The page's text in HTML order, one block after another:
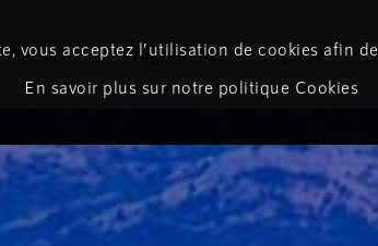
Podcasts Programmes Équipe
vous acceptez l’utilisation de cookies afin
En savoir plus sur notre politique Cookies